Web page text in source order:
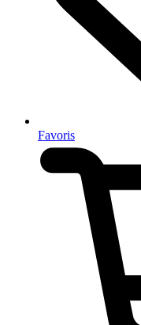
Favoris